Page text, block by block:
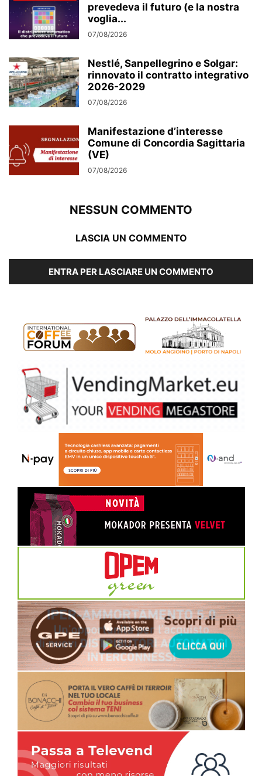
prevedeva il futuro (e la nostra
voglia...
07/08/2026
Nestlé, Sanpellegrino e Solgar:
rinnovato il contratto integrativo
2026-2029
07/08/2026
Manifestazione d’interesse
Comune di Concordia Sagittaria
(VE)
07/08/2026
NESSUN COMMENTO
LASCIA UN COMMENTO
ENTRA PER LASCIARE UN COMMENTO